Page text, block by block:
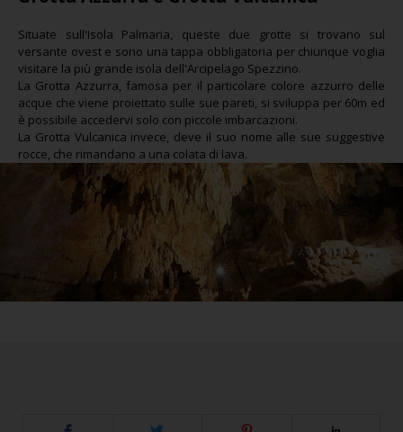
Situate sull'Isola Palmaria, queste due grotte si trovano sul
versante ovest e sono una tappa obbligatoria per chiunque voglia
visitare la più grande isola dell'Arcipelago Spezzino.
La Grotta Azzurra, famosa per il particolare colore azzurro delle
acque che viene proiettato sulle sue pareti, si sviluppa per 60m ed
è possibile accedervi solo con piccole imbarcazioni.
La Grotta Vulcanica invece, deve il suo nome alle sue suggestive
rocce, che rimandano a una colata di lava.